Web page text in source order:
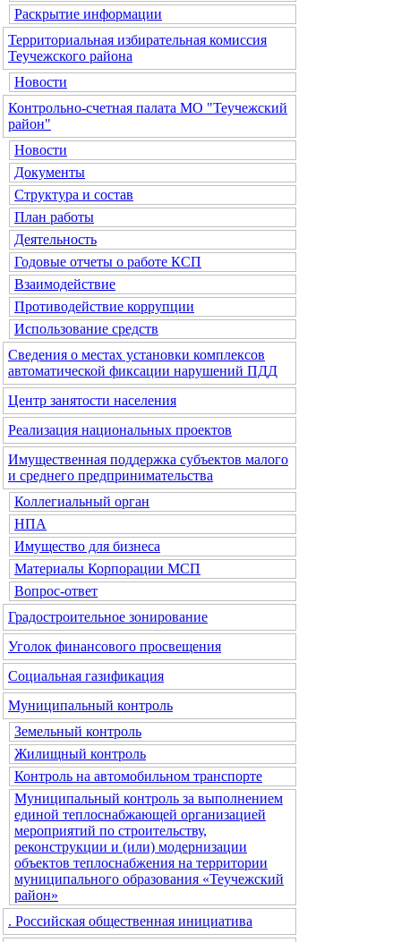
Раскрытие информации
Территориальная избирательная комиссия
Теучежского района
Новости
Контрольно-счетная палата МО "Теучежский
район"
Новости
Документы
Структура и состав
План работы
Деятельность
Годовые отчеты о работе КСП
Взаимодействие
Противодействие коррупции
Использование средств
Сведения о местах установки комплексов
автоматической фиксации нарушений ПДД
Центр занятости населения
Реализация национальных проектов
Имущественная поддержка субъектов малого
и среднего предпринимательства
Коллегиальный орган
НПА
Имущество для бизнеса
Материалы Корпорации МСП
Вопрос-ответ
Градостроительное зонирование
Уголок финансового просвещения
Социальная газификация
Муниципальный контроль
Земельный контроль
Жилищный контроль
Контроль на автомобильном транспорте
Муниципальный контроль за выполнением
единой теплоснабжающей организацией
мероприятий по строительству,
реконструкции и (или) модернизации
объектов теплоснабжения на территории
муниципального образования «Теучежский
район»
. Российская общественная инициатива